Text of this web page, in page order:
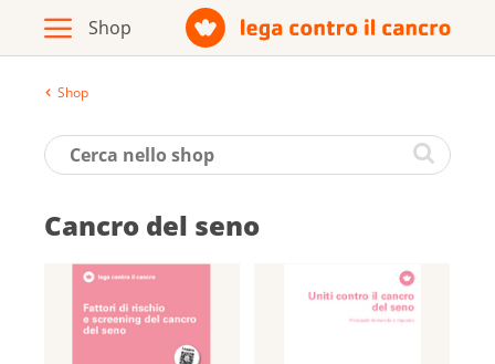
Opuscoli / materiale informativo
Prodotti
Vai al sito della Lega contro il cancro
Shop
Cancro del seno